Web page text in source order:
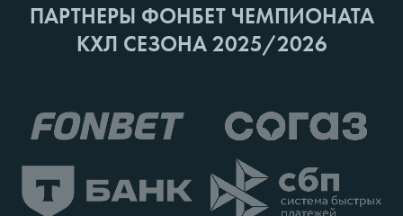
ПАРТНЕРЫ ФОНБЕТ ЧЕМПИОНАТА
КХЛ СЕЗОНА 2025/2026